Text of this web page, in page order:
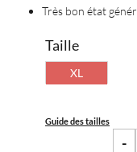
Très bon état
Taille
XL
Guide des tailles
-